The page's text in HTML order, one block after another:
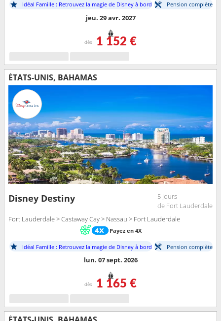
Idéal Famille : Retrouvez la magie de Disney à bord Pension complète
jeu. 29 avr. 2027
dès 1 152 €
ÉTATS-UNIS, BAHAMAS
Disney Destiny
5 jours
de Fort Lauderdale
Fort Lauderdale > Castaway Cay > Nassau > Fort Lauderdale
Payez en 4X
Idéal Famille : Retrouvez la magie de Disney à bord Pension complète
lun. 07 sept. 2026
dès 1 165 €